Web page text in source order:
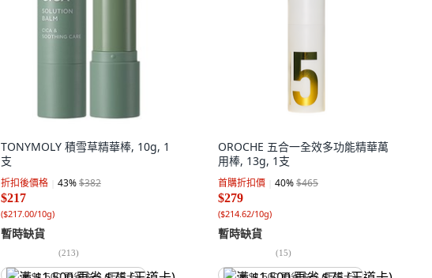
TONYMOLY 積雪草精華棒, 10g, 1
支
折扣後價格 43%$382
$217
($217.00/10g)
暫時缺貨
(213)
OROCHE 五合一全效多功能精華萬
用棒, 13g, 1支
首購折扣價 40%$465
$279
($214.62/10g)
暫時缺貨
(15)